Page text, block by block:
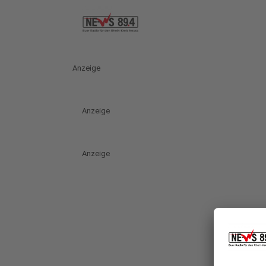
Anzeige
Anzeige
Anzeige